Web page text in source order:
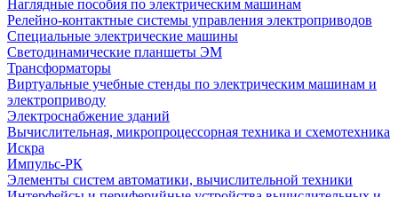
Наглядные пособия по электрическим машинам
Релейно-контактные системы управления электроприводов
Специальные электрические машины
Светодинамические планшеты ЭМ
Трансформаторы
Виртуальные учебные стенды по электрическим машинам и
электроприводу
Электроснабжение зданий
Вычислительная, микропроцессорная техника и схемотехника
Искра
Импульс-РК
Элементы систем автоматики, вычислительной техники